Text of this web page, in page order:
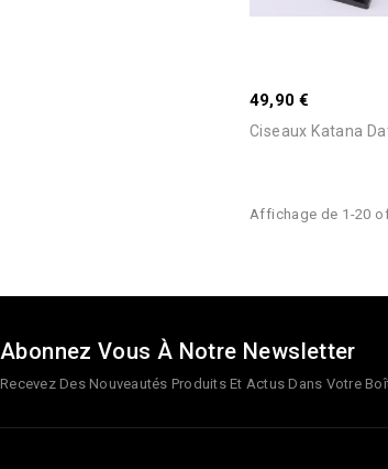
Consulter Pour
Délai
49,90 €
Affichage de 1-20
Abonnez Vous À Notre Newsletter
Recevez Des Nouveautés Produits Et Actus Dans Votre